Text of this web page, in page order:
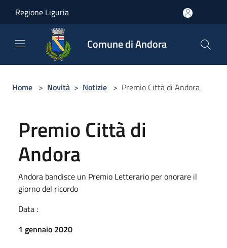
Regione Liguria
Comune di Andora
Home > Novità > Notizie > Premio Città di Andora
Premio Città di
Andora
Andora bandisce un Premio Letterario per onorare il
giorno del ricordo
Data :
1 gennaio 2020